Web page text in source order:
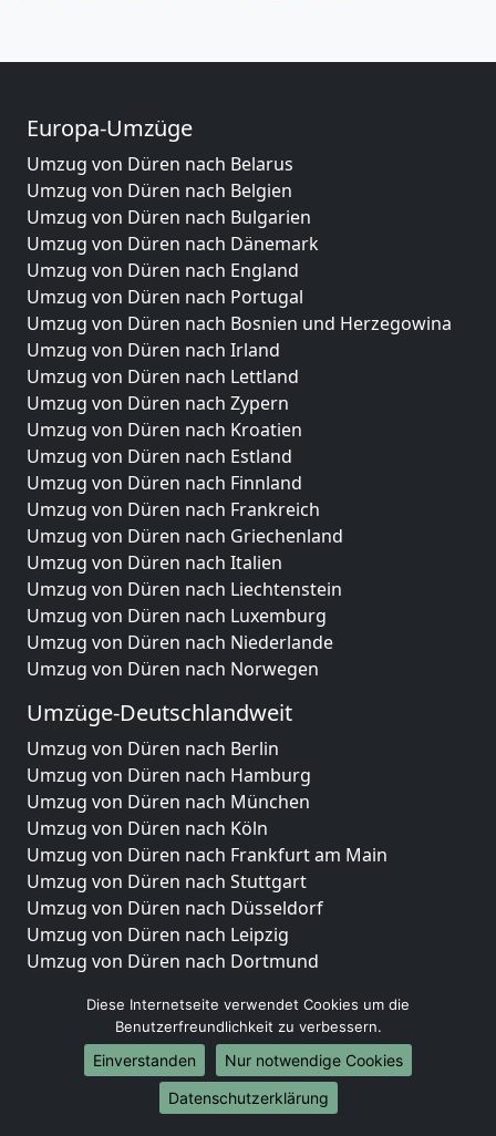
Europa-Umzüge
Umzug von Düren nach Belarus
Umzug von Düren nach Belgien
Umzug von Düren nach Bulgarien
Umzug von Düren nach Dänemark
Umzug von Düren nach England
Umzug von Düren nach Portugal
Umzug von Düren nach Bosnien und Herzegowina
Umzug von Düren nach Irland
Umzug von Düren nach Lettland
Umzug von Düren nach Zypern
Umzug von Düren nach Kroatien
Umzug von Düren nach Estland
Umzug von Düren nach Finnland
Umzug von Düren nach Frankreich
Umzug von Düren nach Griechenland
Umzug von Düren nach Italien
Umzug von Düren nach Liechtenstein
Umzug von Düren nach Luxemburg
Umzug von Düren nach Niederlande
Umzug von Düren nach Norwegen
Umzüge-Deutschlandweit
Umzug von Düren nach Berlin
Umzug von Düren nach Hamburg
Umzug von Düren nach München
Umzug von Düren nach Köln
Umzug von Düren nach Frankfurt am Main
Umzug von Düren nach Stuttgart
Umzug von Düren nach Düsseldorf
Umzug von Düren nach Leipzig
Umzug von Düren nach Dortmund
Umzug von Düren nach Bremen
Umzug von Düren nach Dresden
Umzug von Düren nach Hannover
Umzug von Düren nach Nürnberg
Umzug von Düren nach Duisburg
Diese Internetseite verwendet Cookies um die
Benutzerfreundlichkeit zu verbessern.
Einverstanden
Nur notwendige Cookies
Datenschutzerklärung